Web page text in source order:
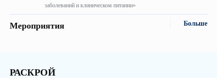
заболеваний и клиническом питании»
Мероприятия Больше
РАСКРОЙ